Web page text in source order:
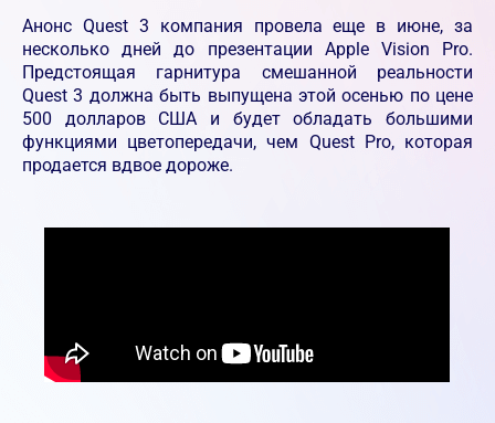
Анонс Quest 3 компания провела еще в июне, за
несколько дней до презентации Apple Vision Pro.
Предстоящая гарнитура смешанной реальности
Quest 3 должна быть выпущена этой осенью по цене
500 долларов США и будет обладать большими
функциями цветопередачи, чем Quest Pro, которая
продается вдвое дороже.